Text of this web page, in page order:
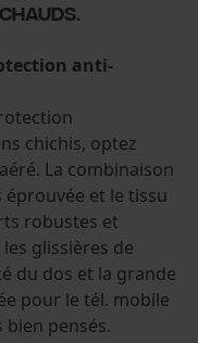
anti-
chichis, optez
La combinaison
et le tissu
robustes et
glissières de
du dos et la grande
pour le tél. mobile
pensés.